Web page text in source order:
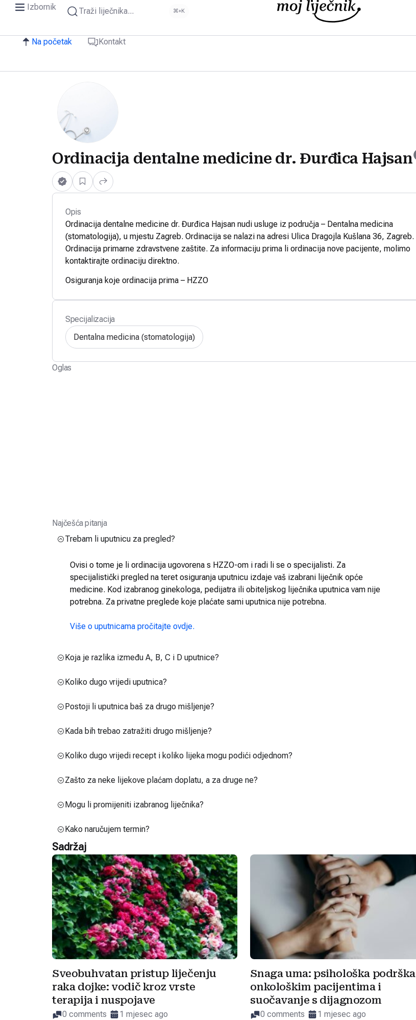
Izbornik Traži liječnika... ⌘+K
Na početak Kontakt
Ordinacija dentalne medicine dr. Đurđica Hajsan
Opis
Ordinacija dentalne medicine dr. Đurđica Hajsan nudi usluge iz područja – Dentalna medicina
(stomatologija), u mjestu Zagreb. Ordinacija se nalazi na adresi Ulica Dragojla Kušlana 36, Zagreb.
Ordinacija primarne zdravstvene zaštite. Za informaciju prima li ordinacija nove pacijente, molimo
kontaktirajte ordinaciju direktno.
Osiguranja koje ordinacija prima – HZZO
Specijalizacija
Dentalna medicina (stomatologija)
Oglas
Najčešća pitanja
Trebam li uputnicu za pregled?
Ovisi o tome je li ordinacija ugovorena s HZZO-om i radi li se o specijalisti. Za
specijalistički pregled na teret osiguranja uputnicu izdaje vaš izabrani liječnik opće
medicine. Kod izabranog ginekologa, pedijatra ili obiteljskog liječnika uputnica vam nije
potrebna. Za privatne preglede koje plaćate sami uputnica nije potrebna.
Više o uputnicama pročitajte ovdje.
Koja je razlika između A, B, C i D uputnice?
Koliko dugo vrijedi uputnica?
Postoji li uputnica baš za drugo mišljenje?
Kada bih trebao zatražiti drugo mišljenje?
Koliko dugo vrijedi recept i koliko lijeka mogu podići odjednom?
Zašto za neke lijekove plaćam doplatu, a za druge ne?
Mogu li promijeniti izabranog liječnika?
Kako naručujem termin?
Sadržaj
Sveobuhvatan pristup liječenju
raka dojke: vodič kroz vrste
terapija i nuspojave
0 comments 1 mjesec ago
Snaga uma: psihološka podrška
onkološkim pacijentima i
suočavanje s dijagnozom
0 comments 1 mjesec ago